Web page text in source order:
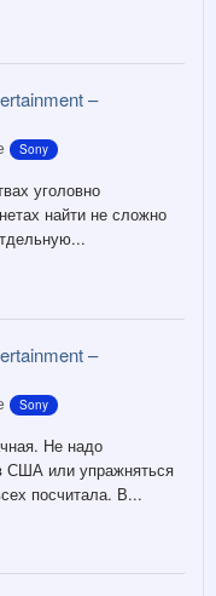
–
Sony
уголовно
найти не сложно
–
Sony
Не надо
США или упражняться
посчитала. В...